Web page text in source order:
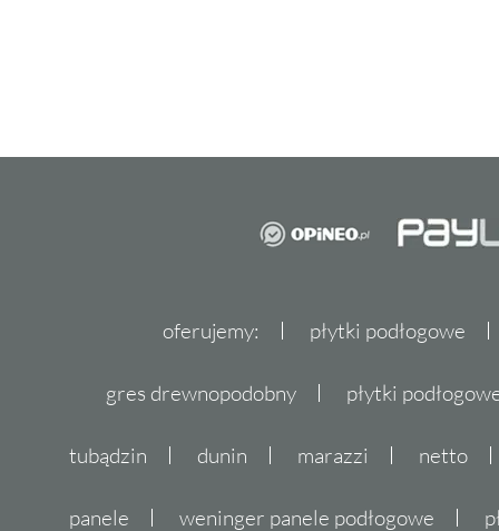
oferujemy: płytki podłogowe
gres drewnopodobny płytki
tubądzin dunin marazzi netto
panele weninger panele podłogowe